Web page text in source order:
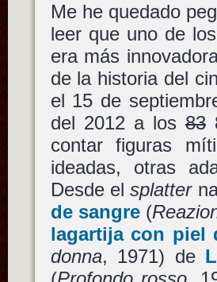
Me he quedado
leer que uno de
era más
de la historia del
el 15 de
del 2012 a los83
contar figuras
ideadas, otras
Desde elsplatter
de sangre(
lagartija con piel
donna, 1971) de